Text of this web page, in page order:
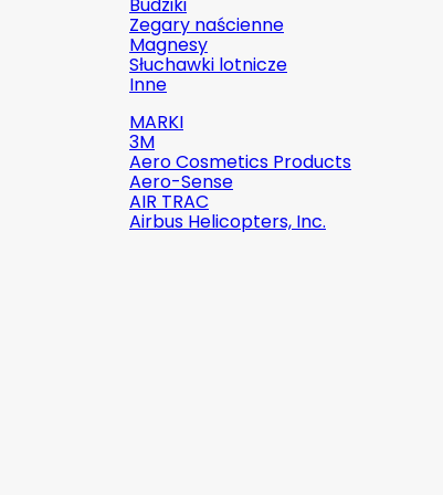
Zegary naścienne
Magnesy
Słuchawki lotnicze
Inne
MARKI
3M
Aero Cosmetics Products
Aero-Sense
AIR TRAC
Airbus Helicopters, Inc.